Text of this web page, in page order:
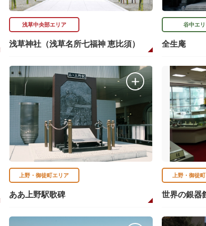
浅草中央部エリア
浅草神社（浅草名所七福神 恵比須）
谷中エ
全生庵
上野・御徒町エリア
ああ上野駅歌碑
上野・御徒
世界の銀器